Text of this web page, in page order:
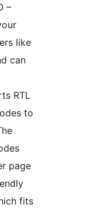
–
like
can
RTL
to
page
fits